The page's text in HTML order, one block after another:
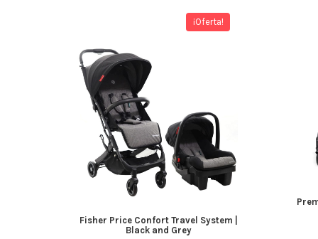
¡Oferta!
Fisher Price Confort Travel System |
Black and Grey